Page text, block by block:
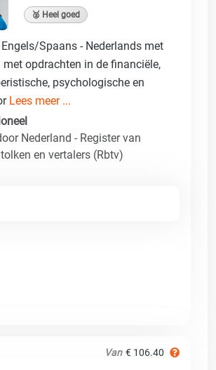
🥈 Heel goed
Spaans - Nederlands met
met opdrachten in de financiële,
psychologische en
Lees meer ...
Nederland - Register van
en vertalers (Rbtv)
Van € 106.40